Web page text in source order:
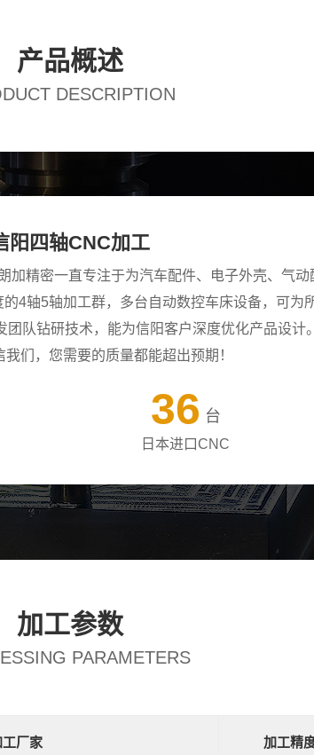
产品概述
DESCRIPTION
阳四轴CNC加工
精密一直专注于为汽车配件、电子外壳、气
4轴5轴加工群，多台自动数控车床设备，可为
队钻研技术，能为信阳客户深度优化产品设计
们，您需要的质量都能超出预期！
36 台
日本进口CNC
加工参数
PARAMETERS
工厂家 加工精